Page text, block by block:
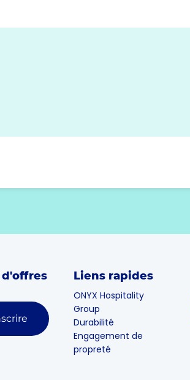
Liens rapides
ONYX Hospitality
Group
Durabilité
Engagement de
propreté